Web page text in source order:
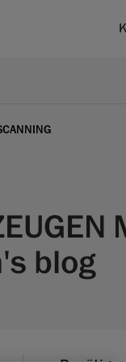
blog